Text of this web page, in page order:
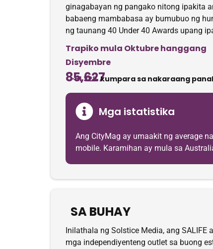
ginagabayan ng pangako nitong ipakita
babaeng mambabasa ay bumubuo ng
ng taunang 40 Under 40 Awards upang
Trapiko mula Oktubre hanggang
Disyembre
85,627
-51.32%kumpara sa nakaraang
Mga istatistika
Ang CityMag ay umaakit ng average
mobile. Karamihan ay mula sa
SA BUHAY
Inilathala ng Solstice Media, ang
mga independiyenteng outlet sa buong